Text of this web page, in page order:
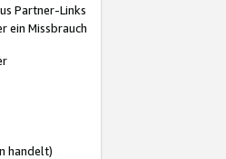
Partner-Links
ein Missbrauch
handelt)